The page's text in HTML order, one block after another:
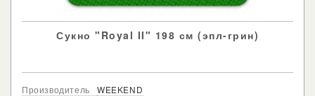
Сукно "Royal II" 198 см (эпл-грин)
Производитель
WEEKEND